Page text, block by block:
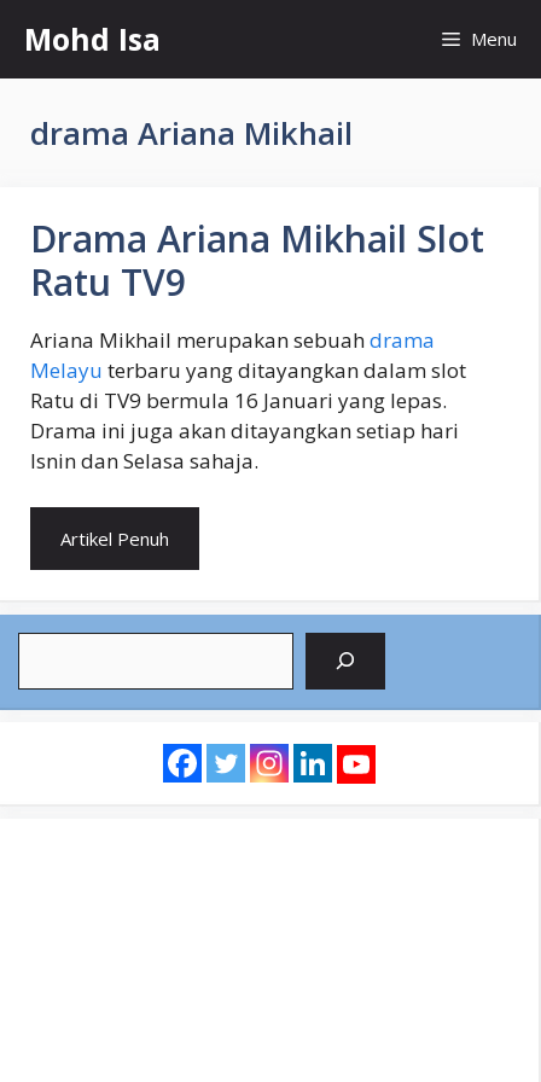
content
Mohd Isa Menu
drama Ariana Mikhail
Drama Ariana Mikhail Slot
Ratu TV9
Ariana Mikhail merupakan sebuahdrama
Melayu terbaru yang ditayangkan dalam slot
Ratu di TV9 bermula 16 Januari yang lepas.
Drama ini juga akan ditayangkan setiap hari
Isnin dan Selasa sahaja.
Artikel Penuh